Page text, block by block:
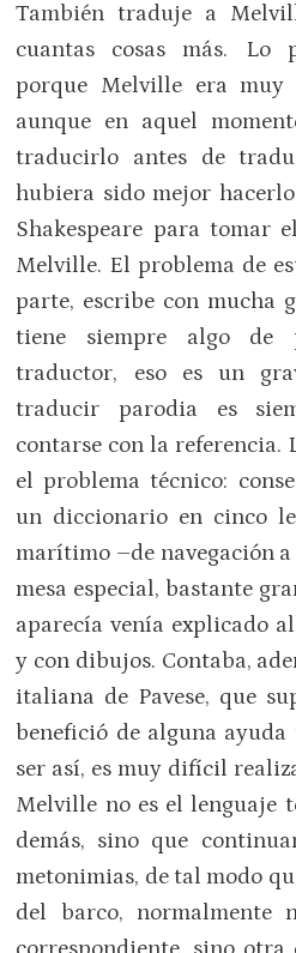
También traduje a
cuantas cosas más. Lo
porque Melville era muy
aunque en aquel
traducirlo antes de
hubiera sido mejor
Shakespeare para tomar
Melville. El problema de
parte, escribe con mucha
tiene siempre algo de
traductor, eso es un
traducir parodia es
contarse con la referencia.
el problema técnico:
un diccionario en cinco
marítimo –de navegación
mesa especial, bastante
aparecía venía explicado
y con dibujos. Contaba,
italiana de Pavese, que
benefició de alguna
ser así, es muy difícil
Melville no es el lenguaje
demás, sino que
metonimias, de tal modo
del barco, normalmente